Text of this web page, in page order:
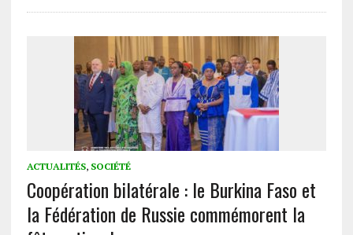
ACTUALITÉS, SOCIÉTÉ
Coopération bilatérale : le Burkina Faso et
la Fédération de Russie commémorent la